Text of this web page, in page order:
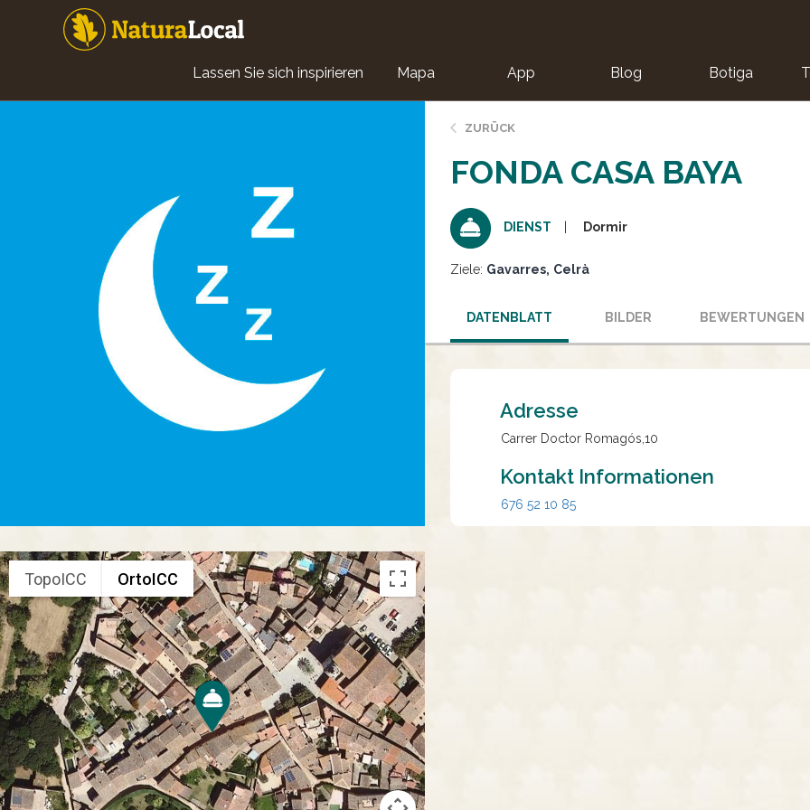
Main
navigation
Lassen Sie sich inspirieren Mapa App Blog Botiga
TopoICC OrtoICC
ZURÜCK
FONDA CASA BAYA
DIENST Dormir
Ziele: Gavarres Celrà
DATENBLATT BILDER BEWERTUNGEN
Adresse
Carrer Doctor Romagós,10
Kontakt Informationen
676 52 10 85